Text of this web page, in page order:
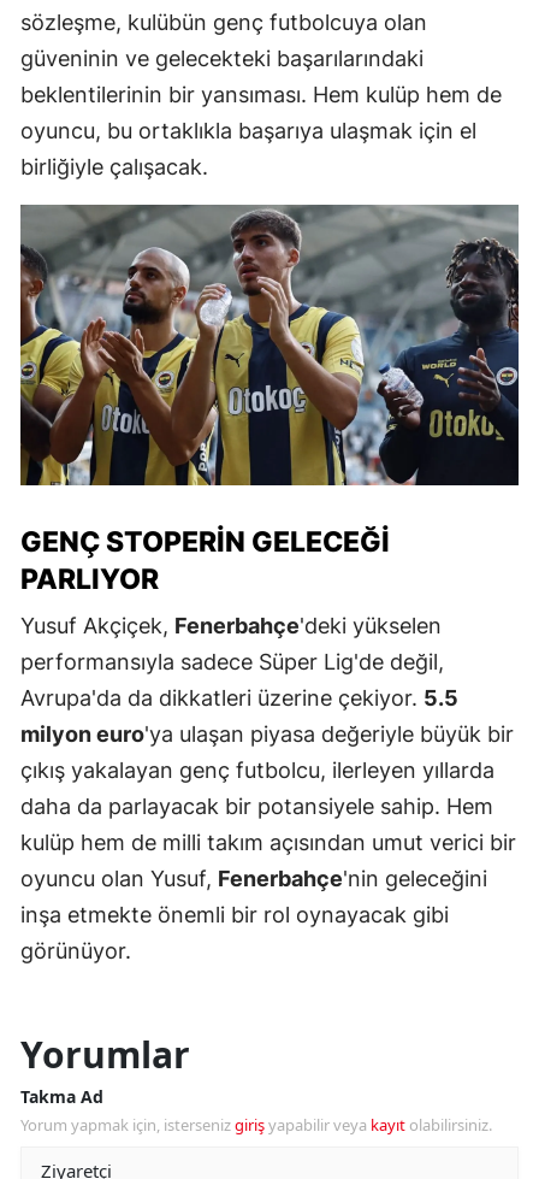
sözleşme, kulübün genç futbolcuya olan
güveninin ve gelecekteki başarılarındaki
beklentilerinin bir yansıması. Hem kulüp hem de
oyuncu, bu ortaklıkla başarıya ulaşmak için el
birliğiyle çalışacak.
GENÇ STOPERIN GELECEĞI
PARLIYOR
Yusuf Akçiçek, Fenerbahçe'deki yükselen
performansıyla sadece Süper Lig'de değil,
Avrupa'da da dikkatleri üzerine çekiyor. 5.5
milyon euro'ya ulaşan piyasa değeriyle büyük bir
çıkış yakalayan genç futbolcu, ilerleyen yıllarda
daha da parlayacak bir potansiyele sahip. Hem
kulüp hem de milli takım açısından umut verici bir
oyuncu olan Yusuf, Fenerbahçe'nin geleceğini
inşa etmekte önemli bir rol oynayacak gibi
görünüyor.
Yorumlar
Takma Ad
Yorum yapmak için, istersenizgirişyapabilir veya kayıt olabilirsiniz.